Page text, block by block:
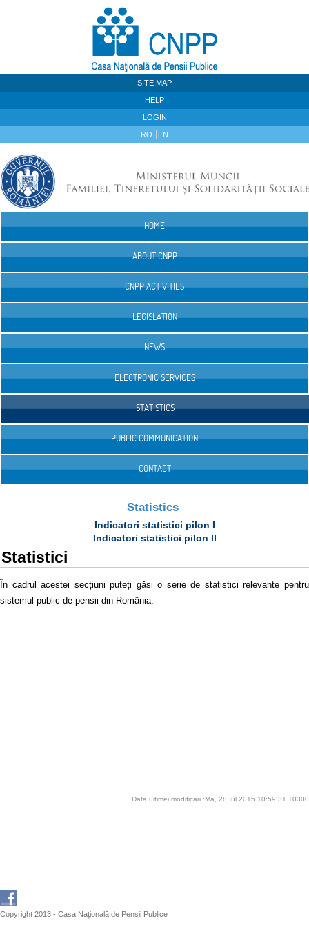
SITE MAP
HELP
LOGIN
RO EN
HOME
ABOUT CNPP
CNPP ACTIVITIES
LEGISLATION
NEWS
ELECTRONIC SERVICES
STATISTICS
PUBLIC COMMUNICATION
CONTACT
Statistics
Indicatori statistici pilon I
Indicatori statistici pilon II
Statistici
În cadrul acestei secțiuni puteți găsi o serie de statistici relevante pentru
sistemul public de pensii din România.
Data ultimei modificari :Ma, 28 Iul 2015 10:59:31 +0300
Copyright 2013 - Casa Națională de Pensii Publice